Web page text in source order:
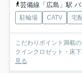
芸備線「広島」駅
駐輪場 CATV 宅
こだわりポイント満載
クインクロゼット・床
見る